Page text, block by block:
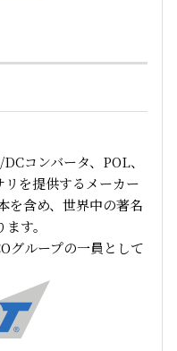
コンバータ、POL、
を提供するメーカー
を含め、世界中の著名
す。
グループの一員として